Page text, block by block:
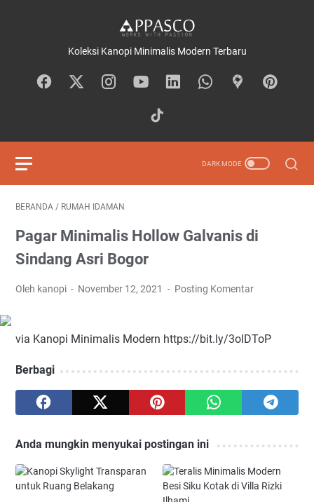
Koleksi Kanopi Minimalis Modern Terbaru
BERANDA / RUMAH IDAMAN
Pagar Minimalis Hollow Galvanis di
Sindang Asri Bogor
Oleh kanopi November 12, 2021 Posting Komentar
via Kanopi Minimalis Modern https://bit.ly/3olDToP
Berbagi
Anda mungkin menyukai postingan ini